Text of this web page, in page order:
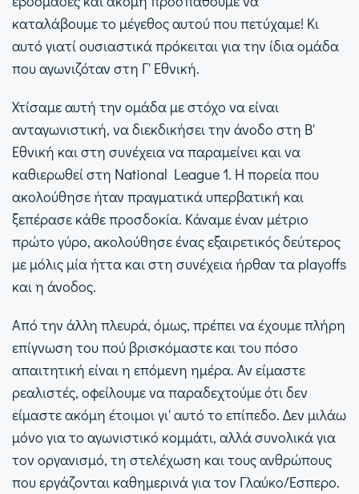
καταλάβουμε το μέγεθος αυτού που πετύχαμε! Κι
αυτό γιατί ουσιαστικά πρόκειται για την ίδια ομάδα
που αγωνιζόταν στη Γ' Εθνική.
Χτίσαμε αυτή την ομάδα με στόχο να είναι
ανταγωνιστική, να διεκδικήσει την άνοδο στη Β'
Εθνική και στη συνέχεια να παραμείνει και να
καθιερωθεί στη National League 1. Η πορεία που
ακολούθησε ήταν πραγματικά υπερβατική και
ξεπέρασε κάθε προσδοκία. Κάναμε έναν μέτριο
πρώτο γύρο, ακολούθησε ένας εξαιρετικός δεύτερος
με μόλις μία ήττα και στη συνέχεια ήρθαν τα playoffs
και η άνοδος.
Από την άλλη πλευρά, όμως, πρέπει να έχουμε πλήρη
επίγνωση του πού βρισκόμαστε και του πόσο
απαιτητική είναι η επόμενη ημέρα. Αν είμαστε
ρεαλιστές, οφείλουμε να παραδεχτούμε ότι δεν
είμαστε ακόμη έτοιμοι γι' αυτό το επίπεδο. Δεν μιλάω
μόνο για το αγωνιστικό κομμάτι, αλλά συνολικά για
τον οργανισμό, τη στελέχωση και τους ανθρώπους
που εργάζονται καθημερινά για τον Γλαύκο/Έσπερο.